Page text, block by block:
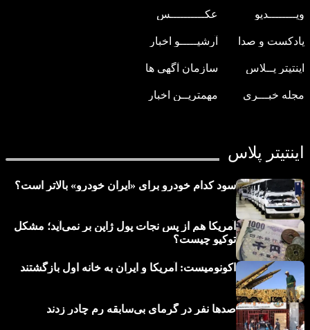
ویــــــــدیو عکــــــــــس
پادکست و صدا آرشیـــــو اخبار
اینتیتر پــلاس سازمان آگهی ها
مجله خبـــری مهمتریــن اخبار
اینتیتر پلاس
سود کدام خودرو برای «ایران خودرو» بالاتر است؟
آمریکا هم از پس نجات پول ژاپن بر نمی‌آید؛ مشکل
توکیو چیست؟
اکونومیست: آمریکا و ایران به خانه اول بازگشتند
صدها نفر در گرمای بی‌سابقه رم چادر زدند